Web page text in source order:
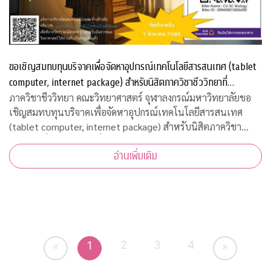
ขอเชิญสมทบทุนบริจาคเพื่อจัดหาอุปกรณ์เทคโนโลยีสารสนเทศ (tablet
computer, internet package) สำหรับนิสิตภาควิชาชีววิทยาที่
ขาดแคลน
ภาควิชาชีววิทยา คณะวิทยาศาสตร์ จุฬาลงกรณ์มหาวิทยาลัยขอ
เชิญสมทบทุนบริจาคเพื่อจัดหาอุปกรณ์เทคโนโลยีสารสนเทศ
(tablet computer, internet package) สำหรับนิสิตภาควิชา
ชีววิทยาที่ขาดแคลน เพื่อใช้เรียนออนไลน์ในวิถีปรกติใหม่ บริจาค
เข้ากองทุน "
อ่านเพิ่มเติม
« 1 2 3 4 »